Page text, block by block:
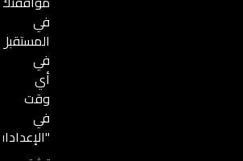
في
المستقبل
في
أي
وقت
في
"الإعدادات".